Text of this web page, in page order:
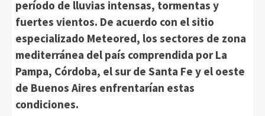
período de lluvias intensas, tormentas y
fuertes vientos. De acuerdo con el sitio
especializado Meteored, los sectores de zona
mediterránea del país comprendida por La
Pampa, Córdoba, el sur de Santa Fe y el oeste
de Buenos Aires enfrentarían estas
condiciones.